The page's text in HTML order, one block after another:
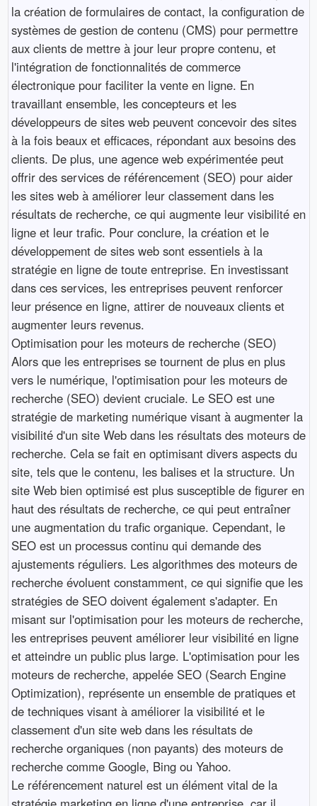
la création de formulaires de contact, la configuration de
systèmes de gestion de contenu (CMS) pour permettre
aux clients de mettre à jour leur propre contenu, et
l'intégration de fonctionnalités de commerce
électronique pour faciliter la vente en ligne. En
travaillant ensemble, les concepteurs et les
développeurs de sites web peuvent concevoir des sites
à la fois beaux et efficaces, répondant aux besoins des
clients. De plus, une agence web expérimentée peut
offrir des services de référencement (SEO) pour aider
les sites web à améliorer leur classement dans les
résultats de recherche, ce qui augmente leur visibilité en
ligne et leur trafic. Pour conclure, la création et le
développement de sites web sont essentiels à la
stratégie en ligne de toute entreprise. En investissant
dans ces services, les entreprises peuvent renforcer
leur présence en ligne, attirer de nouveaux clients et
augmenter leurs revenus.
Optimisation pour les moteurs de recherche (SEO)
Alors que les entreprises se tournent de plus en plus
vers le numérique, l'optimisation pour les moteurs de
recherche (SEO) devient cruciale. Le SEO est une
stratégie de marketing numérique visant à augmenter la
visibilité d'un site Web dans les résultats des moteurs de
recherche. Cela se fait en optimisant divers aspects du
site, tels que le contenu, les balises et la structure. Un
site Web bien optimisé est plus susceptible de figurer en
haut des résultats de recherche, ce qui peut entraîner
une augmentation du trafic organique. Cependant, le
SEO est un processus continu qui demande des
ajustements réguliers. Les algorithmes des moteurs de
recherche évoluent constamment, ce qui signifie que les
stratégies de SEO doivent également s'adapter. En
misant sur l'optimisation pour les moteurs de recherche,
les entreprises peuvent améliorer leur visibilité en ligne
et atteindre un public plus large. L'optimisation pour les
moteurs de recherche, appelée SEO (Search Engine
Optimization), représente un ensemble de pratiques et
de techniques visant à améliorer la visibilité et le
classement d'un site web dans les résultats de
recherche organiques (non payants) des moteurs de
recherche comme Google, Bing ou Yahoo.
Le référencement naturel est un élément vital de la